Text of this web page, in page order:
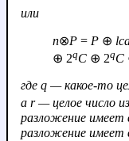
или
n⊗P = P ⊕
⊕ 2qC ⊕ 2qC
где q — какое-то
а r— целое число
разложение имеет
разложение имеет